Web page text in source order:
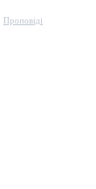
Проповіді